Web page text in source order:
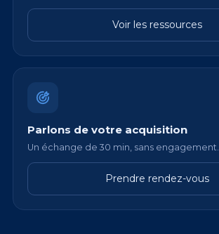
Voir les ressources
Parlons de votre acquisition
Un échange de 30 min, sans engagement.
Prendre rendez-vous